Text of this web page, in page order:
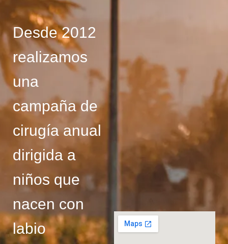
Desde 2012
realizamos
una
campaña de
cirugía anual
dirigida a
niños que
nacen con
labio